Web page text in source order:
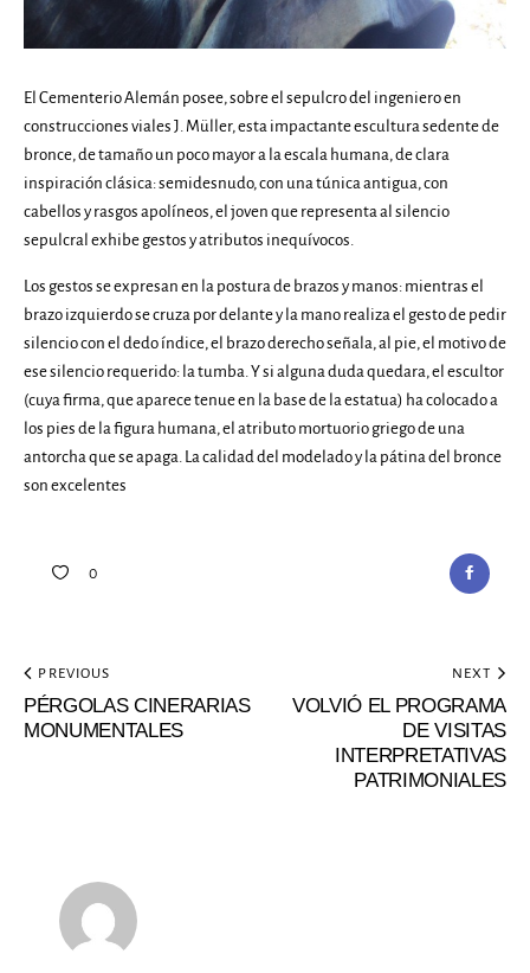
Contacto
El Cementerio Alemán posee, sobre el sepulcro del ingeniero en
construcciones viales J. Müller, esta impactante escultura sedente de
bronce, de tamaño un poco mayor a la escala humana, de clara
inspiración clásica: semidesnudo, con una túnica antigua, con
cabellos y rasgos apolíneos, el joven que representa al silencio
sepulcral exhibe gestos y atributos inequívocos.
Los gestos se expresan en la postura de brazos y manos: mientras el
brazo izquierdo se cruza por delante y la mano realiza el gesto de pedir
silencio con el dedo índice, el brazo derecho señala, al pie, el motivo de
ese silencio requerido: la tumba. Y si alguna duda quedara, el escultor
(cuya firma, que aparece tenue en la base de la estatua) ha colocado a
los pies de la figura humana, el atributo mortuorio griego de una
antorcha que se apaga. La calidad del modelado y la pátina del bronce
son excelentes
0
PREVIOUS
PÉRGOLAS CINERARIAS
MONUMENTALES
NEXT
VOLVIÓ EL PROGRAMA
DE VISITAS
INTERPRETATIVAS
PATRIMONIALES